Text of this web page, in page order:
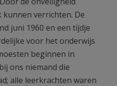
kunnen verrichten. De
juni 1960 en een tijdje
voor het onderwijs
beginnen in
ons niemand die
alle leerkrachten waren